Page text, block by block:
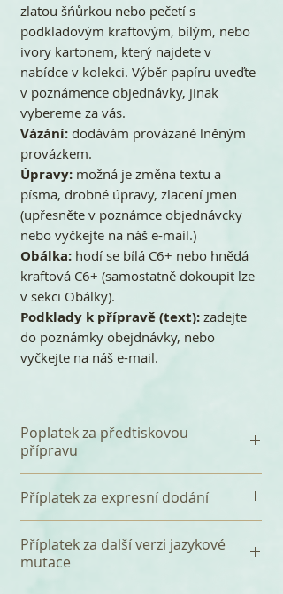
zlatou šńůrkou nebo pečetí s
podkladovým kraftovým, bílým, nebo
ivory kartonem, který najdete v
nabídce v kolekci. Výběr papíru uveďte
v poznámence objednávky, jinak
vybereme za vás.
Vázání: dodávám provázané lněným
provázkem.
Úpravy: možná je změna textu a
písma, drobné úpravy, zlacení jmen
(upřesněte v poznámce objednávcky
nebo vyčkejte na náš e-mail.)
Obálka: hodí se bílá C6+ nebo hnědá
kraftová C6+ (samostatně dokoupit lze
v sekci Obálky).
Podklady k přípravě (text): zadejte
do poznámky obejdnávky, nebo
vyčkejte na náš e-mail.
Poplatek za předtiskovou
přípravu
jednorázový poplatek 360 Kč za
předtiskovou přípravu, který
zahrnuje především sazbu Vašeho
textu a tři korektury. Před tiskem
Příplatek za expresní dodání
dodáváme do 10-14 dnů od bdržení
objednávky (schválení k tisku a
Příplatek za další verzi jazykové
mutace